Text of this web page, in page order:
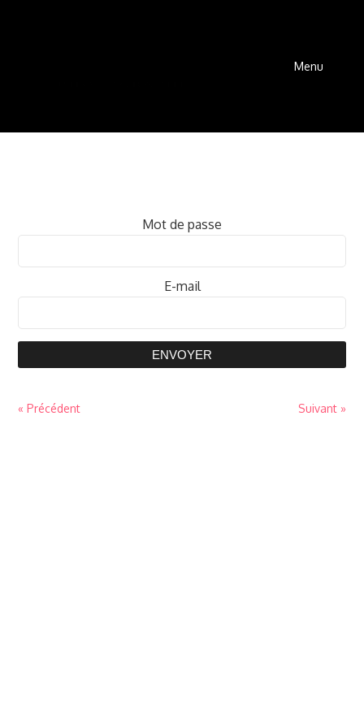
Menu
Mot de passe
E-mail
ENVOYER
« Précédent Suivant »